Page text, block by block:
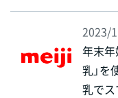
2023/
年末年
乳」を
乳でス